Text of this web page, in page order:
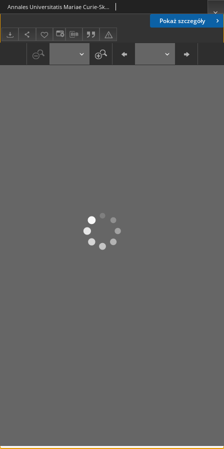
Pokaż szczegóły
Annales Universitatis Mariae Curie-Skłodowska. Sectio K. Politologia Vol. 6 - noty o autorach